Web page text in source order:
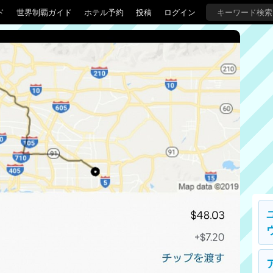
世界制覇ガイド ホテル予約 投稿 ログイン